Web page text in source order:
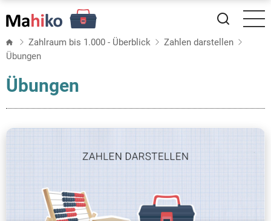
zum
Inhalt Zahlraum bis 1.000 - Überblick
Zahlen darstellen
Übungen
Übungen